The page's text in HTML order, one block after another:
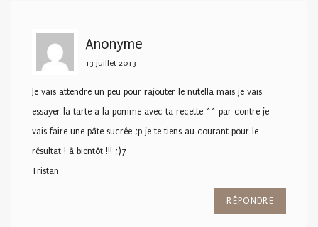
Anonyme
13 juillet 2013
Je vais attendre un peu pour rajouter le nutella mais je vais
essayer la tarte a la pomme avec ta recette ^^ par contre je
vais faire une pâte sucrée ;p je te tiens au courant pour le
résultat ! à bientôt !!! ;)7
Tristan
RÉPONDRE